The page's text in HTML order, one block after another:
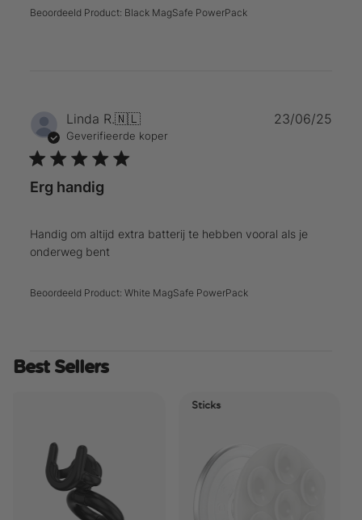
Beoordeeld Product: Black MagSafe PowerPack
Linda R.🇳🇱
Geverifieerde koper
Erg handig
Handig om altijd extra batterij te hebben vooral als je
onderweg bent
Beoordeeld Product: White MagSafe PowerPack
23/06/25
Best Sellers
Sticks